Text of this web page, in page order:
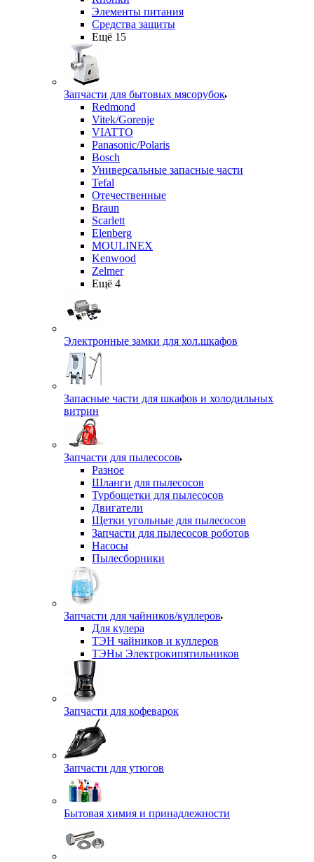
Элементы питания
Средства защиты
Ещё 15
Запчасти для бытовых мясорубок
Redmond
Vitek/Gorenje
VIATTO
Panasonic/Polaris
Bosch
Универсальные запасные части
Tefal
Отечественные
Braun
Scarlett
Elenberg
MOULINEX
Kenwood
Zelmer
Ещё 4
Электронные замки для хол.шкафов
Запасные части для шкафов и холодильных
витрин
Запчасти для пылесосов
Разное
Шланги для пылесосов
Турбощетки для пылесосов
Двигатели
Щетки угольные для пылесосов
Запчасти для пылесосов роботов
Насосы
Пылесборники
Запчасти для чайников/куллеров
Для кулера
ТЭН чайников и куллеров
ТЭНы Электрокипятильников
Запчасти для кофеварок
Запчасти для утюгов
Бытовая химия и принадлежности